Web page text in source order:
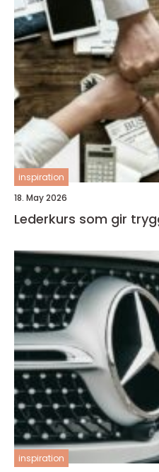
inspiration
18. May 2026
Lederkurs som gir
inspiration